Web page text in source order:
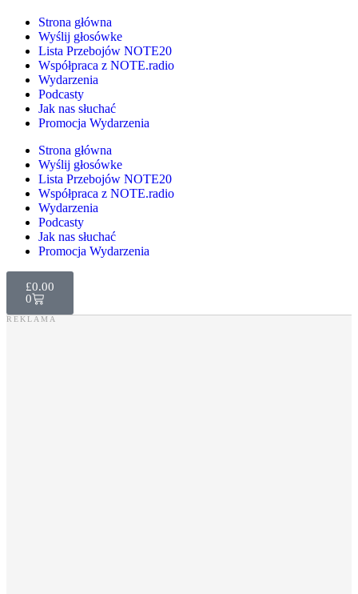
Strona główna
Wyślij głosówke
Lista Przebojów NOTE20
Współpraca z NOTE.radio
Wydarzenia
Podcasty
Jak nas słuchać
Promocja Wydarzenia
Strona główna
Wyślij głosówke
Lista Przebojów NOTE20
Współpraca z NOTE.radio
Wydarzenia
Podcasty
Jak nas słuchać
Promocja Wydarzenia
£0.00
0